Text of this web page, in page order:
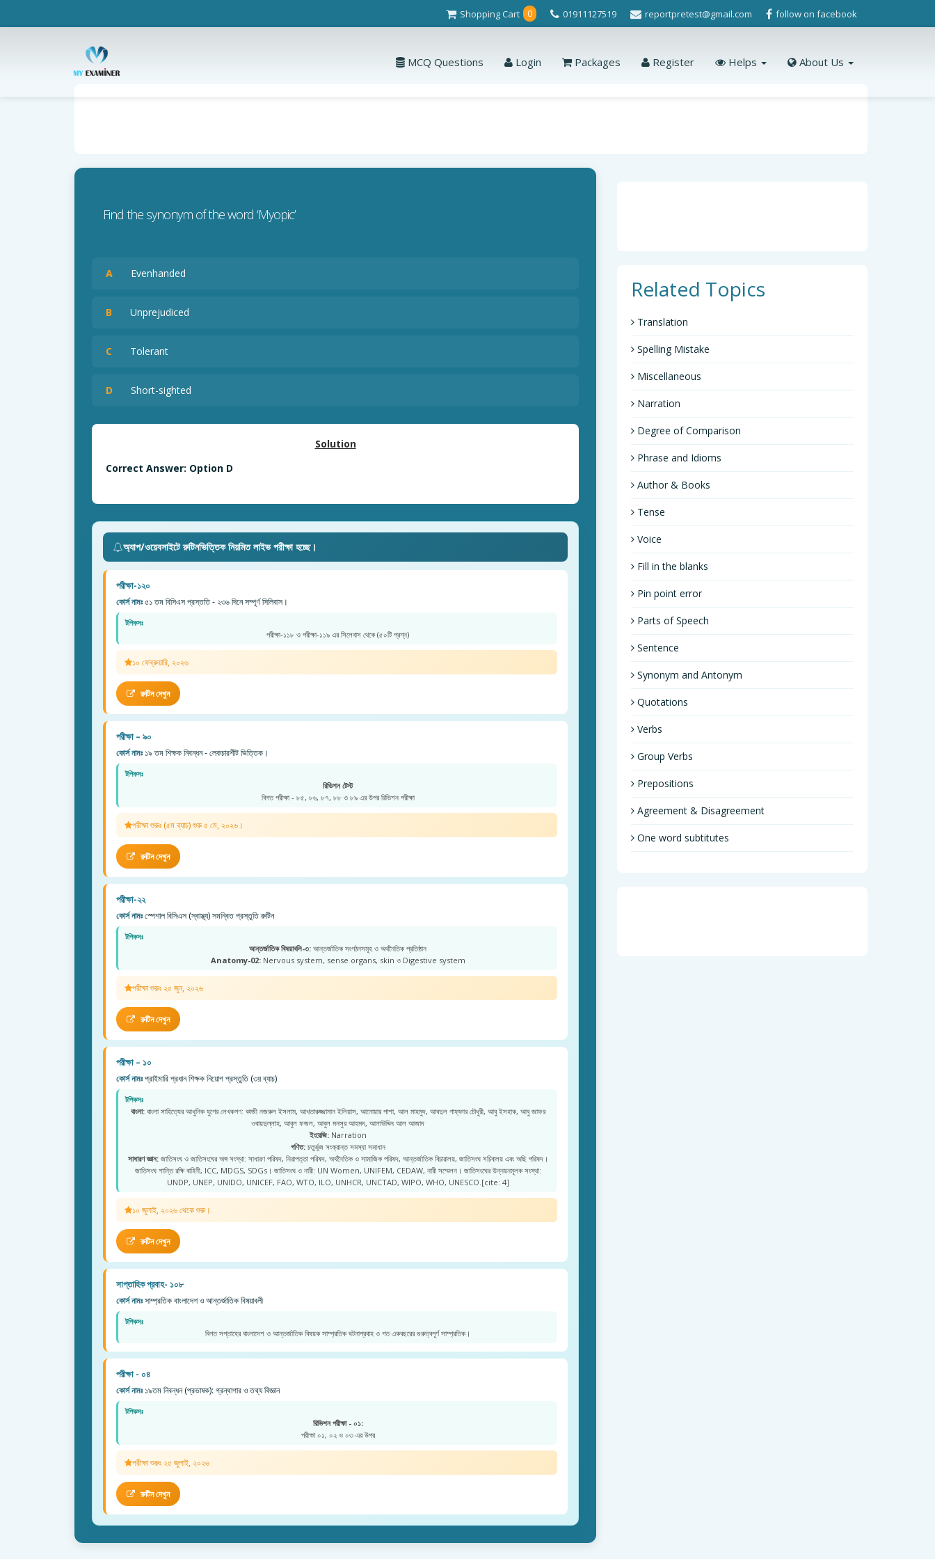
Shopping Cart 0 01911127519 reportpretest@gmail.com follow on facebook
MCQ Questions Login Packages Register Helps About Us
Find the synonym of the word ‘Myopic’
A Evenhanded
B Unprejudiced
C Tolerant
D Short-sighted
Solution
Correct Answer: Option D
অ্যাপ/ওয়েবসাইটে রুটিনভিত্তিক নিয়মিত লাইভ পরীক্ষা হচ্ছে।
পরীক্ষা-১২০
কোর্স নামঃ৫১ তম বিসিএস প্রস্ততি - ২৩৬ দিনে সম্পূর্ণ সিলিবাস।
টপিকসঃ
পরীক্ষা-১১৮ ও পরীক্ষা-১১৯ এর সিলেবাস থেকে (৫০টি প্রশ্ন)
১০ ফেব্রুয়ারি, ২০২৬
রুটিন দেখুন
পরীক্ষা – ৯০
কোর্স নামঃ১৯ তম শিক্ষক নিবন্ধন - লেকচারশীট ভিত্তিক।
টপিকসঃ
রিভিশন টেস্ট
বিগত পরীক্ষা - ৮৫, ৮৬, ৮৭, ৮৮ ও ৮৯ এর উপর রিভিশন পরীক্ষা
পরীক্ষা শুরুঃ (৫ম ব্যাচ) শুরু ৫ মে, ২০২৬।
রুটিন দেখুন
পরীক্ষা-২২
কোর্স নামঃস্পেশাল বিসিএস (স্বাস্থ্য) সমন্বিত প্রস্তুতি রুটিন
টপিকসঃ
আন্তর্জাতিক বিষয়াবলি-৩: আন্তর্জাতিক সংগঠনসমূহ ও অর্থনৈতিক প্রতিষ্ঠান
Anatomy-02:Nervous system, sense organs, skin ও Digestive system
পরীক্ষা শুরুঃ ২৫ জুন, ২০২৬
রুটিন দেখুন
পরীক্ষা – ১০
কোর্স নামঃপ্রাইমারি প্রধান শিক্ষক নিয়োগ প্রস্তুতি (৩য় ব্যাচ)
টপিকসঃ
বাংলা:বাংলা সাহিত্যের আধুনিক যুগের লেখকগণ: কাজী নজরুল ইসলাম, আখতারুজ্জামান ইলিয়াস, আনোয়ার পাশা, আল মাহমুদ, আবদুল গাফ্ফার চৌধুরী, আবু ইসহাক, আবু জাফর
ওবায়দুল্লাহ, আবুল ফজল, আবুল মনসুর আহমদ, আলাউদ্দিন আল আজাদ
ইংরেজি:Narration
গণিত:চতুর্ভুজ সংক্রান্ত সমস্যা সমাধান
সাধারণ জ্ঞান:জাতিসংঘ ও জাতিসংঘের অঙ্গ সংস্থা: সাধারণ পরিষদ, নিরাপত্তা পরিষদ, অর্থনৈতিক ও সামাজিক পরিষদ, আন্তর্জাতিক বিচারালয়, জাতিসংঘ সচিবালয় এবং অছি পরিষদ।
জাতিসংঘ শান্তি রক্ষি বাহিনী, ICC, MDGS, SDGs। জাতিসংঘ ও নারী: UN Women, UNIFEM, CEDAW, নারী সম্মেলন। জাতিসংঘের উন্নয়নমূলক সংস্থা:
UNDP, UNEP, UNIDO, UNICEF, FAO, WTO, ILO, UNHCR, UNCTAD, WIPO, WHO, UNESCO.[cite: 4]
১০ জুলাই, ২০২৬ থেকে শুরু।
রুটিন দেখুন
সাপ্তাহিক প্রবাহ- ১০৮
কোর্স নামঃসাম্প্রতিক বাংলাদেশ ও আন্তর্জাতিক বিষয়াবলী
টপিকসঃ
বিগত সপ্তাহের বাংলাদেশ ও আন্তর্জাতিক বিষয়ক সাম্প্রতিক ঘটনাপ্রবাহ ও গত একবছরের গুরুত্বপূর্ণ সাম্প্রতিক।
পরীক্ষা - ০৪
কোর্স নামঃ১৯তম নিবন্ধন (প্রভাষক): গ্রন্থাগার ও তথ্য বিজ্ঞান
টপিকসঃ
রিভিশন পরীক্ষা - ০১:
পরীক্ষা ০১, ০২ ও ০৩ এর উপর
পরীক্ষা শুরুঃ ২৫ জুলাই, ২০২৬
রুটিন দেখুন
Related Topics
Translation
Spelling Mistake
Miscellaneous
Narration
Degree of Comparison
Phrase and Idioms
Author & Books
Tense
Voice
Fill in the blanks
Pin point error
Parts of Speech
Sentence
Synonym and Antonym
Quotations
Verbs
Group Verbs
Prepositions
Agreement & Disagreement
One word subtitutes